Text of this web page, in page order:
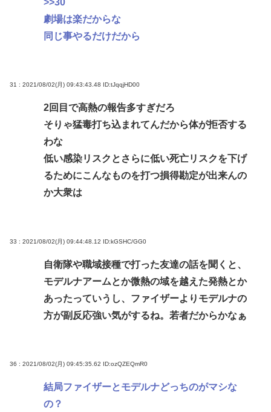
劇場は楽だからな
同じ事やるだけだから
31 : 2021/08/02(月) 09:43:43.48 ID:tJqqjHD00
2回目で高熱の報告多すぎだろ
そりゃ猛毒打ち込まれてんだから体が拒否する
わな
低い感染リスクとさらに低い死亡リスクを下げ
るためにこんなものを打つ損得勘定が出来んの
か大衆は
33 : 2021/08/02(月) 09:44:48.12 ID:kGSHC/GG0
自衛隊や職域接種で打った友達の話を聞くと、
モデルナアームとか微熱の域を越えた発熱とか
あったっていうし、ファイザーよりモデルナの
方が副反応強い気がするね。若者だからかなぁ
36 : 2021/08/02(月) 09:45:35.62 ID:ozQZEQmR0
結局ファイザーとモデルナどっちのがマシな
の？